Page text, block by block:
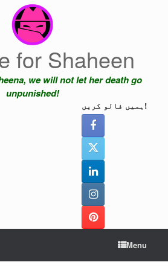
for Shaheen
we will not let her death go
unpunished!
ہمیں فالو کریں!
Menu